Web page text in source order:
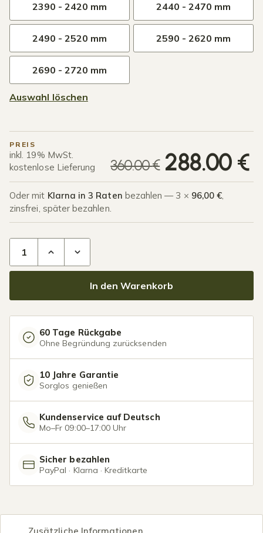
2390 - 2420 mm 2440 - 2470 mm
2490 - 2520 mm 2590 - 2620 mm
2690 - 2720 mm
Auswahl löschen
PREIS
inkl. 19% MwSt.
kostenlose Lieferung
360.00€ 288.00 €
Oder mit Klarna in 3 Raten bezahlen — 3 × 96,00 €,
zinsfrei, später bezahlen.
In den Warenkorb
60 Tage Rückgabe
Ohne Begründung zurücksenden
10 Jahre Garantie
Sorglos genießen
Kundenservice auf Deutsch
Mo–Fr 09:00–17:00 Uhr
Sicher bezahlen
PayPal · Klarna · Kreditkarte